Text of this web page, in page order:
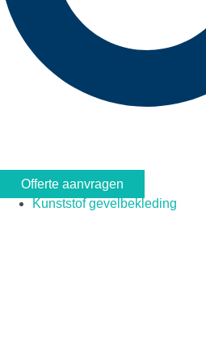
Offerte aanvragen
Kunststof gevelbekleding